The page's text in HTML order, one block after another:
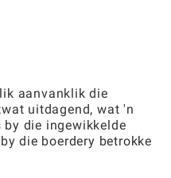
aanvanklik die
uitdagend, wat 'n
die ingewikkelde
die boerdery betrokke